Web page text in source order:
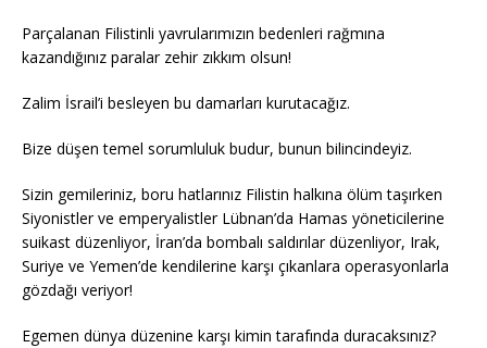
Parçalanan Filistinli yavrularımızın bedenleri rağmına
kazandığınız paralar zehir zıkkım olsun!
Zalim İsrail’i besleyen bu damarları kurutacağız.
Bize düşen temel sorumluluk budur, bunun bilincindeyiz.
Sizin gemileriniz, boru hatlarınız Filistin halkına ölüm taşırken
Siyonistler ve emperyalistler Lübnan’da Hamas yöneticilerine
suikast düzenliyor, İran’da bombalı saldırılar düzenliyor, Irak,
Suriye ve Yemen’de kendilerine karşı çıkanlara operasyonlarla
gözdağı veriyor!
Egemen dünya düzenine karşı kimin tarafında duracaksınız?